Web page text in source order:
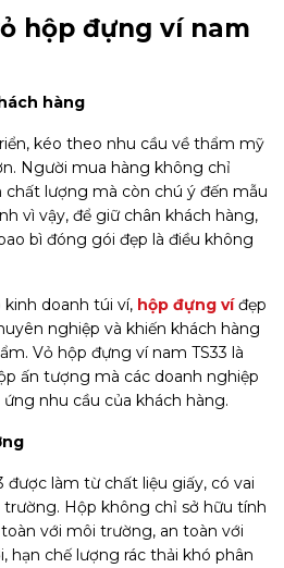
hộp đựng ví nam
hàng
kéo theo nhu cầu về thẩm mỹ
Người mua hàng không chỉ
chất lượng mà còn chú ý đến mẫu
vì vậy, để giữ chân khách hàng,
bì đóng gói đẹp là điều không
doanh túi ví, hộp đựng víđẹp
nghiệp và khiến khách hàng
Vỏ hộp đựng ví nam TS33 là
ấn tượng mà các doanh nghiệp
nhu cầu của khách hàng.
được làm từ chất liệu giấy, có vai
Hộp không chỉ sở hữu tính
với môi trường, an toàn với
chế lượng rác thải khó phân